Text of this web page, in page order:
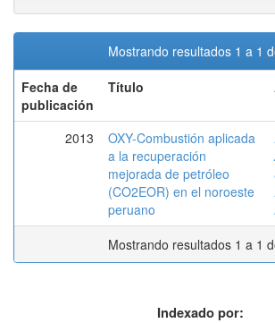
Mostrando resultados 1 a 1
Fecha de
publicación
Título
2013
OXY-Combustión aplicada
a la recuperación
mejorada de petróleo
(CO2EOR) en el noroeste
peruano
Mostrando resultados 1 a 1
Indexado por: